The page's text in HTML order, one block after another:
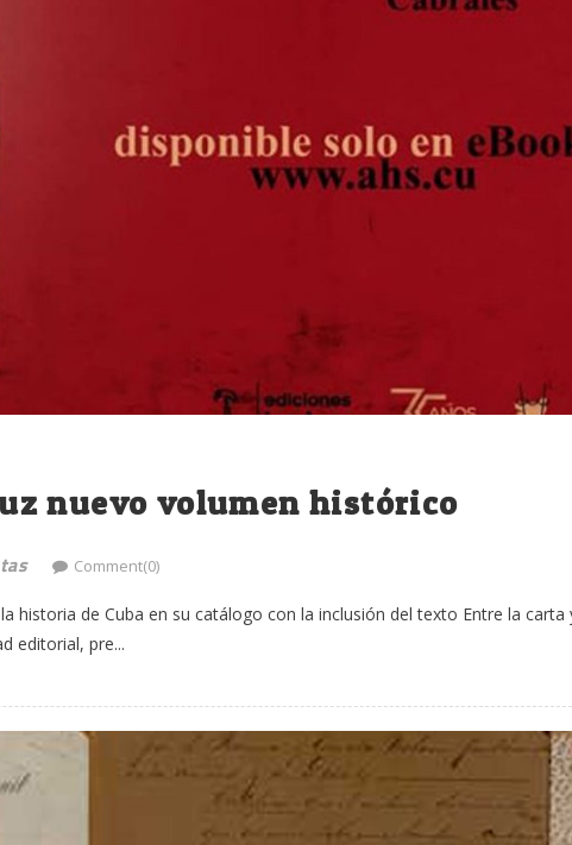
nuevo volumen histórico
Comment(0)
historia de Cuba en su catálogo con la inclusión del texto Entre la carta
editorial, pre...